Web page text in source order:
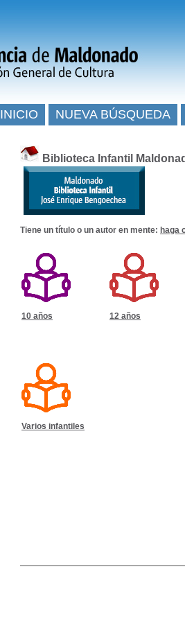
Biblioteca Infantil
Tiene un título o un autor en mente: haga
10 años 12 años
Varios infantiles
INICIO NUEVA BÚSQUEDA